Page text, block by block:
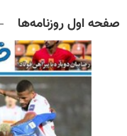
صفحه اول روزنامه‌ها